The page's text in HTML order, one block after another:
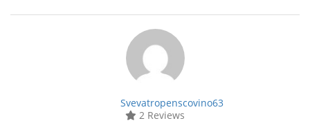
Svevatropenscovino63
2 Reviews